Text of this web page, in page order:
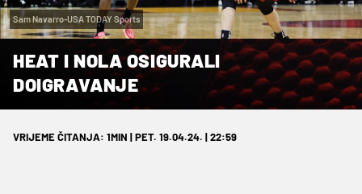
Sam Navarro-USA TODAY Sports
HEAT I NOLA OSIGURALI
DOIGRAVANJE
VRIJEME ČITANJA: 1MIN | PET. 19.04.24. | 22:59